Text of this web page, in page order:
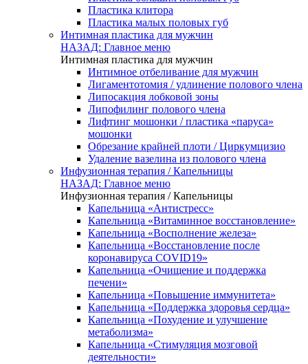
Пластика клитора
Пластика малых половых губ
Интимная пластика для мужчин
НАЗАД: Главное меню
Интимная пластика для мужчин
Интимное отбеливание для мужчин
Лигаментотомия / удлинение полового члена
Липосакция лобковой зоны
Липофилинг полового члена
Лифтинг мошонки / пластика «паруса»
мошонки
Обрезание крайней плоти / Циркумцизио
Удаление вазелина из полового члена
Инфузионная терапия / Капельницы
НАЗАД: Главное меню
Инфузионная терапия / Капельницы
Капельница «Антистресс»
Капельница «Витаминное восстановление»
Капельница «Восполнение железа»
Капельница «Восстановление после
коронавируса COVID19»
Капельница «Очищение и поддержка
печени»
Капельница «Повышение иммунитета»
Капельница «Поддержка здоровья сердца»
Капельница «Похудение и улучшение
метаболизма»
Капельница «Стимуляция мозговой
деятельности»